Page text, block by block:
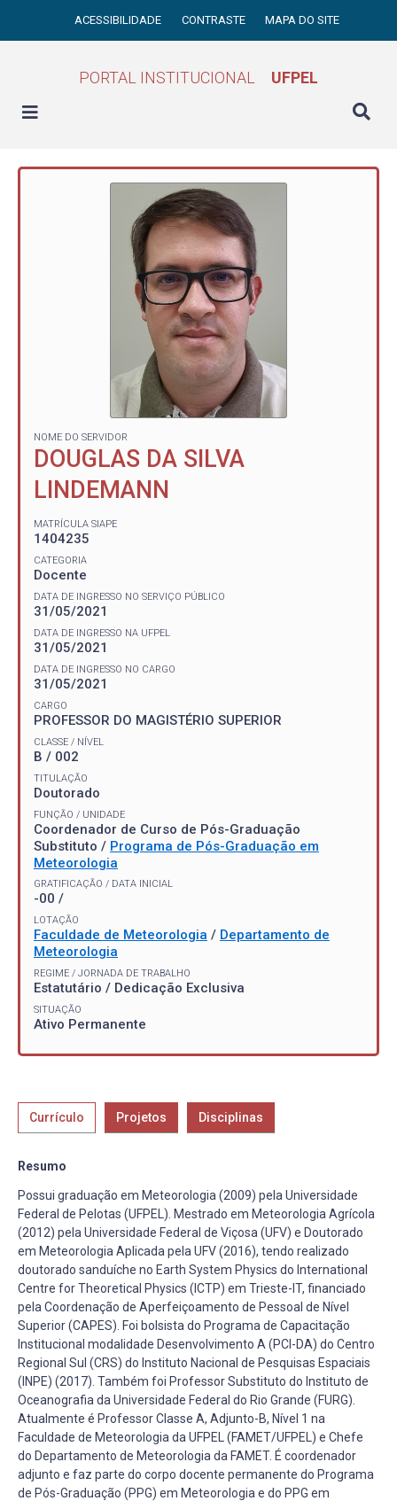
ACESSIBILIDADE CONTRASTE MAPA DO SITE
PORTAL INSTITUCIONAL UFPEL
NOME DO SERVIDOR
DOUGLAS DA SILVA
LINDEMANN
MATRÍCULA SIAPE
1404235
CATEGORIA
Docente
DATA DE INGRESSO NO SERVIÇO PÚBLICO
31/05/2021
DATA DE INGRESSO NA UFPEL
31/05/2021
DATA DE INGRESSO NO CARGO
31/05/2021
CARGO
PROFESSOR DO MAGISTÉRIO SUPERIOR
CLASSE / NÍVEL
B / 002
TITULAÇÃO
Doutorado
FUNÇÃO / UNIDADE
Coordenador de Curso de Pós-Graduação
Substituto / Programa de Pós-Graduação em
Meteorologia
GRATIFICAÇÃO / DATA INICIAL
-00 /
LOTAÇÃO
Faculdade de Meteorologia / Departamento de
Meteorologia
REGIME / JORNADA DE TRABALHO
Estatutário / Dedicação Exclusiva
SITUAÇÃO
Ativo Permanente
Currículo Projetos Disciplinas
Resumo
Possui graduação em Meteorologia (2009) pela Universidade
Federal de Pelotas (UFPEL). Mestrado em Meteorologia Agrícola
(2012) pela Universidade Federal de Viçosa (UFV) e Doutorado
em Meteorologia Aplicada pela UFV (2016), tendo realizado
doutorado sanduíche no Earth System Physics do International
Centre for Theoretical Physics (ICTP) em Trieste-IT, financiado
pela Coordenação de Aperfeiçoamento de Pessoal de Nível
Superior (CAPES). Foi bolsista do Programa de Capacitação
Institucional modalidade Desenvolvimento A (PCI-DA) do Centro
Regional Sul (CRS) do Instituto Nacional de Pesquisas Espaciais
(INPE) (2017). Também foi Professor Substituto do Instituto de
Oceanografia da Universidade Federal do Rio Grande (FURG).
Atualmente é Professor Classe A, Adjunto-B, Nível 1 na
Faculdade de Meteorologia da UFPEL (FAMET/UFPEL) e Chefe
do Departamento de Meteorologia da FAMET. É coordenador
adjunto e faz parte do corpo docente permanente do Programa
de Pós-Graduação (PPG) em Meteorologia e do PPG em